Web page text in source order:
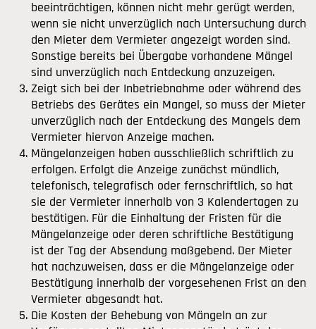
beeinträchtigen, können nicht mehr gerügt werden,
wenn sie nicht unverzüglich nach Untersuchung durch
den Mieter dem Vermieter angezeigt worden sind.
Sonstige bereits bei Übergabe vorhandene Mängel
sind unverzüglich nach Entdeckung anzuzeigen.
Zeigt sich bei der Inbetriebnahme oder während des
Betriebs des Gerätes ein Mangel, so muss der Mieter
unverzüglich nach der Entdeckung des Mangels dem
Vermieter hiervon Anzeige machen.
Mängelanzeigen haben ausschließlich schriftlich zu
erfolgen. Erfolgt die Anzeige zunächst mündlich,
telefonisch, telegrafisch oder fernschriftlich, so hat
sie der Vermieter innerhalb von 3 Kalendertagen zu
bestätigen. Für die Einhaltung der Fristen für die
Mängelanzeige oder deren schriftliche Bestätigung
ist der Tag der Absendung maßgebend. Der Mieter
hat nachzuweisen, dass er die Mängelanzeige oder
Bestätigung innerhalb der vorgesehenen Frist an den
Vermieter abgesandt hat.
Die Kosten der Behebung von Mängeln an zur